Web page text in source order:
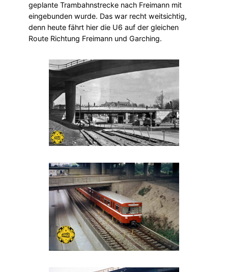
geplante Trambahnstrecke nach Freimann mit
eingebunden wurde. Das war recht weitsichtig,
denn heute fährt hier die U6 auf der gleichen
Route Richtung Freimann und Garching.